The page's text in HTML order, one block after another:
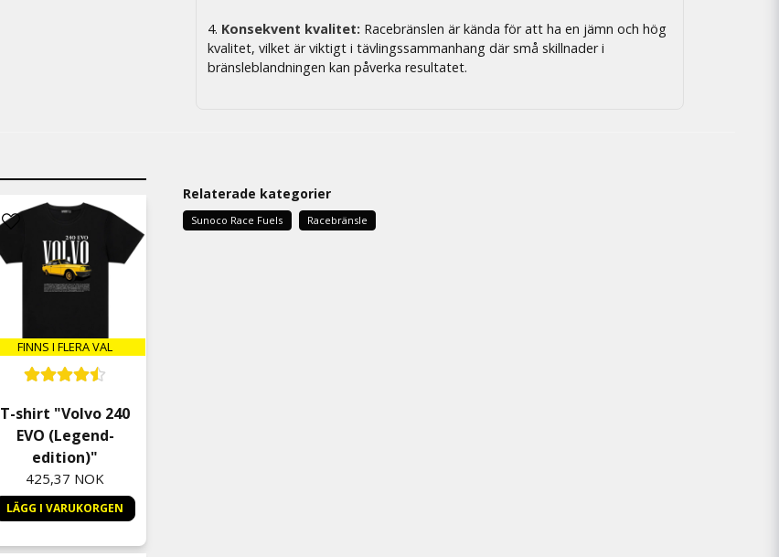
4. Konsekvent kvalitet: Racebränslen är kända för att ha en jämn och hög
kvalitet, vilket är viktigt i tävlingssammanhang där små skillnader i
bränsleblandningen kan påverka resultatet.
FINNS I FLERA VAL
T-shirt "Volvo 240
EVO (Legend-
edition)"
425,37 NOK
LÄGG I VARUKORGEN
Relaterade kategorier
Sunoco Race Fuels Racebränsle